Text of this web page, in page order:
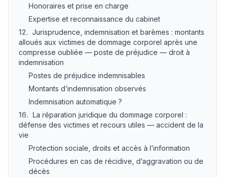
Honoraires et prise en charge
Expertise et reconnaissance du cabinet
12. Jurisprudence, indemnisation et barèmes : montants
alloués aux victimes de dommage corporel après une
compresse oubliée — poste de préjudice — droit à
indemnisation
Postes de préjudice indemnisables
Montants d’indemnisation observés
Indemnisation automatique ?
16. La réparation juridique du dommage corporel :
défense des victimes et recours utiles — accident de la
vie
Protection sociale, droits et accès à l’information
Procédures en cas de récidive, d’aggravation ou de
décès